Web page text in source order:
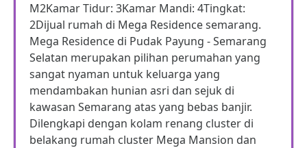
M2Kamar Tidur: 3Kamar Mandi: 4Tingkat:
2Dijual rumah di Mega Residence semarang.
Mega Residence di Pudak Payung - Semarang
Selatan merupakan pilihan perumahan yang
sangat nyaman untuk keluarga yang
mendambakan hunian asri dan sejuk di
kawasan Semarang atas yang bebas banjir.
Dilengkapi dengan kolam renang cluster di
belakang rumah cluster Mega Mansion dan